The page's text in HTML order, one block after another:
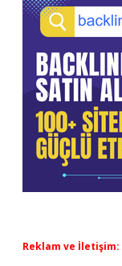
Reklam ve İletişim: